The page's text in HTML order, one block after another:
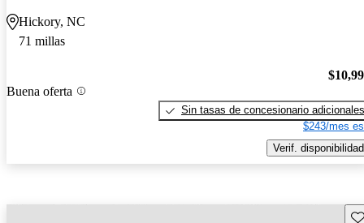
Hickory, NC
71 millas
Buena oferta
Sin tasas de concesionario adicionales
$243/mes
Verif. disponibilidad